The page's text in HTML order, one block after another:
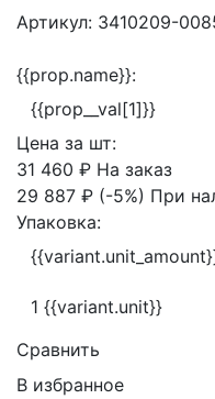
Артикул: 3410209-
{{prop.name}}:
{{prop__val[1]}}
Цена за шт:
31 460 ₽ На заказ
29 887 ₽ (-5%) При
Упаковка:
1 {{variant.unit}}
Сравнить
В избранное